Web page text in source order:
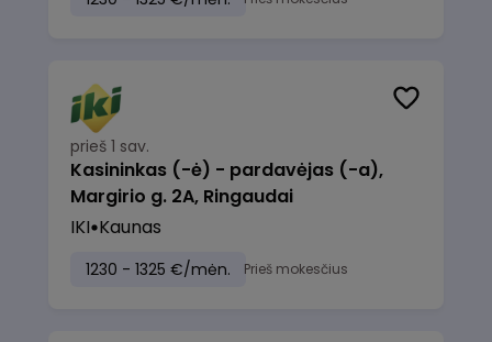
prieš 1 sav.
Kasininkas (-ė) - pardavėjas (-a),
Margirio g. 2A, Ringaudai
IKI Kaunas
1230 - 1325 €/mėn. Prieš mokesčius